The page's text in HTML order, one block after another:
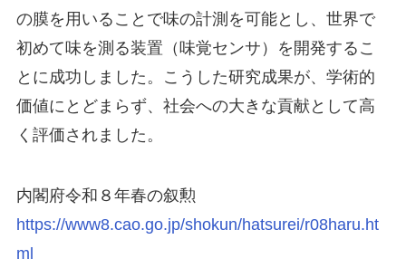
の膜を用いることで味の計測を可能とし、世界で
初めて味を測る装置（味覚センサ）を開発するこ
とに成功しました。こうした研究成果が、学術的
価値にとどまらず、社会への大きな貢献として高
く評価されました。
内閣府令和８年春の叙勲
https://www8.cao.go.jp/shokun/hatsurei/r08haru.ht
ml